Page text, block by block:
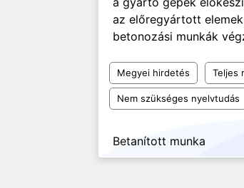
az előregyártott
betonozási munkák
Megyei hirdetés Teljes
Nem szükséges nyelvtudás
Betanított munka